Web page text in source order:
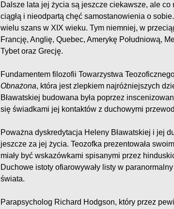
Dalsze lata jej życia są jeszcze ciekawsze, ale co
ciągłą i nieodpartą chęć samostanowienia o
wielu szans w XIX wieku. Tym niemniej, w
Francję, Anglię, Quebec, Amerykę Południową,
Tybet oraz Grecję.
Fundamentem filozofii Towarzystwa
Obnażona, która jest zlepkiem najróżniejszych
Bławatskiej budowana była poprzez
się świadkami jej kontaktów z duchowymi
Poważna dyskredytacja Heleny Bławatskiej i jej
jeszcze za jej życia. Teozofka prezentowała
miały być wskazówkami spisanymi przez
Duchowe istoty ofiarowywały listy w
świata.
Parapsycholog Richard Hodgson, który przez